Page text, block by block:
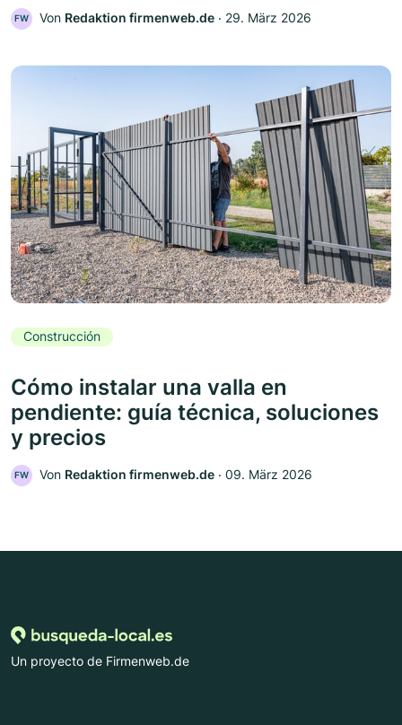
FW Von Redaktion firmenweb.de ‧ 29. März 2026
Construcción
Cómo instalar una valla en
pendiente: guía técnica, soluciones
y precios
FW Von Redaktion firmenweb.de ‧ 09. März 2026
Un proyecto de Firmenweb.de